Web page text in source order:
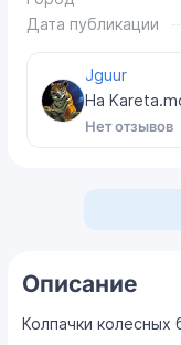
Дата публикации
Jguur
На
Нет отзывов
Описание
Колпачки